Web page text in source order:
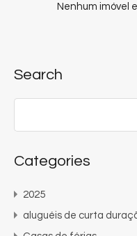
Nenhum imóvel
Search
Categories
2025
aluguéis de curta